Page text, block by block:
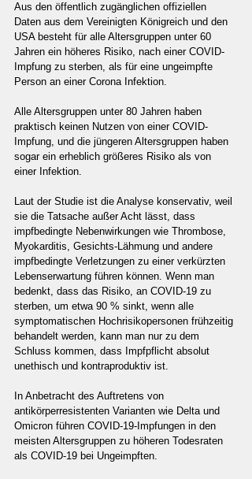
Aus den öffentlich zugänglichen offiziellen
Daten aus dem Vereinigten Königreich und den
USA besteht für alle Altersgruppen unter 60
Jahren ein höheres Risiko, nach einer COVID-
Impfung zu sterben, als für eine ungeimpfte
Person an einer Corona Infektion.
Alle Altersgruppen unter 80 Jahren haben
praktisch keinen Nutzen von einer COVID-
Impfung, und die jüngeren Altersgruppen haben
sogar ein erheblich größeres Risiko als von
einer Infektion.
Laut der Studie ist die Analyse konservativ, weil
sie die Tatsache außer Acht lässt, dass
impfbedingte Nebenwirkungen wie Thrombose,
Myokarditis, Gesichts-Lähmung und andere
impfbedingte Verletzungen zu einer verkürzten
Lebenserwartung führen können. Wenn man
bedenkt, dass das Risiko, an COVID-19 zu
sterben, um etwa 90 % sinkt, wenn alle
symptomatischen Hochrisikopersonen frühzeitig
behandelt werden, kann man nur zu dem
Schluss kommen, dass Impfpflicht absolut
unethisch und kontraproduktiv ist.
In Anbetracht des Auftretens von
antikörperresistenten Varianten wie Delta und
Omicron führen COVID-19-Impfungen in den
meisten Altersgruppen zu höheren Todesraten
als COVID-19 bei Ungeimpften.